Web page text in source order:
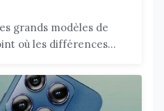
grands modèles de
où les différences...